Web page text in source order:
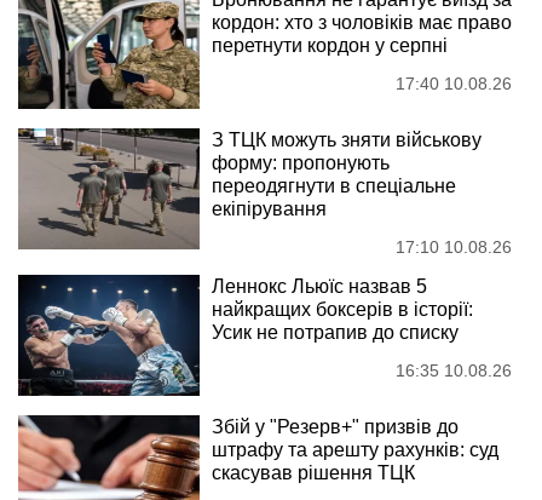
кордон: хто з чоловіків має право
перетнути кордон у серпні
17:40 10.08.26
З ТЦК можуть зняти військову
форму: пропонують
переодягнути в спеціальне
екіпірування
17:10 10.08.26
Леннокс Льюїс назвав 5
найкращих боксерів в історії:
Усик не потрапив до списку
16:35 10.08.26
Збій у "Резерв+" призвів до
штрафу та арешту рахунків: суд
скасував рішення ТЦК